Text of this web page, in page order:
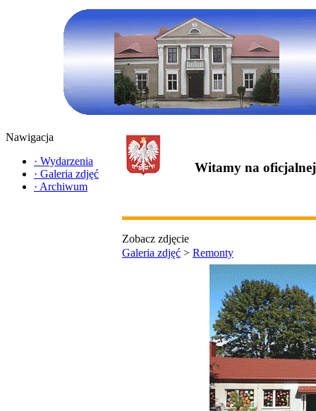
Nawigacja
· Wydarzenia
· Galeria zdjęć
· Archiwum
Witamy na oficjalnej
Zobacz zdjęcie
Galeria zdjęć > Remonty